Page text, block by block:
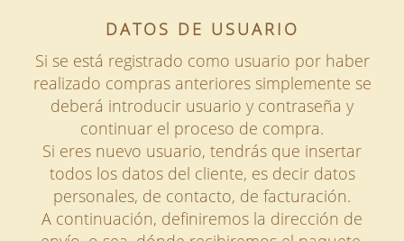
DATOS DE USUARIO
Si se está registrado como usuario por haber
realizado compras anteriores simplemente se
deberá introducir usuario y contraseña y
continuar el proceso de compra.
Si eres nuevo usuario, tendrás que insertar
todos los datos del cliente, es decir datos
personales, de contacto, de facturación.
A continuación, definiremos la dirección de